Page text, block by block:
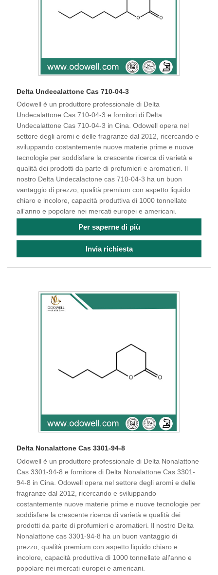
Delta Undecalattone Cas 710-04-3
Odowell è un produttore professionale di Delta
Undecalattone Cas 710-04-3 e fornitori di Delta
Undecalattone Cas 710-04-3 in Cina. Odowell opera nel
settore degli aromi e delle fragranze dal 2012, ricercando e
sviluppando costantemente nuove materie prime e nuove
tecnologie per soddisfare la crescente ricerca di varietà e
qualità dei prodotti da parte di profumieri e aromatieri. Il
nostro Delta Undecalactone cas 710-04-3 ha un buon
vantaggio di prezzo, qualità premium con aspetto liquido
chiaro e incolore, capacità produttiva di 1000 tonnellate
all'anno e popolare nei mercati europei e americani.
Per saperne di più
Invia richiesta
Delta Nonalattone Cas 3301-94-8
Odowell è un produttore professionale di Delta Nonalattone
Cas 3301-94-8 e fornitore di Delta Nonalattone Cas 3301-
94-8 in Cina. Odowell opera nel settore degli aromi e delle
fragranze dal 2012, ricercando e sviluppando
costantemente nuove materie prime e nuove tecnologie per
soddisfare la crescente ricerca di varietà e qualità dei
prodotti da parte di profumieri e aromatieri. Il nostro Delta
Nonalattone cas 3301-94-8 ha un buon vantaggio di
prezzo, qualità premium con aspetto liquido chiaro e
incolore, capacità produttiva di 1000 tonnellate all'anno e
popolare nei mercati europei e americani.